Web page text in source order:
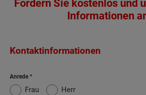
Fordern Sie kostenlos und
Informationen
Kontaktinformationen
Anrede
Frau Herr